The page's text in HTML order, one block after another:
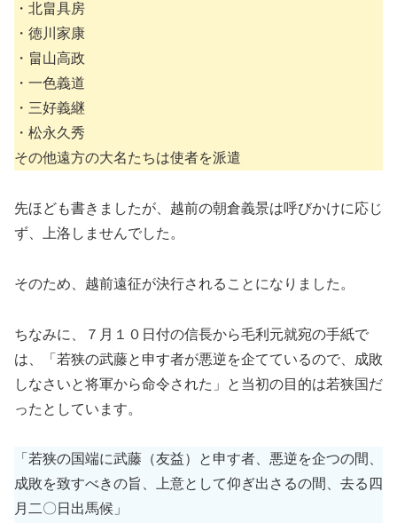
・北畠具房
・徳川家康
・畠山高政
・一色義道
・三好義継
・松永久秀
その他遠方の大名たちは使者を派遣
先ほども書きましたが、越前の朝倉義景は呼びかけに応じ
ず、上洛しませんでした。
そのため、越前遠征が決行されることになりました。
ちなみに、７月１０日付の信長から毛利元就宛の手紙で
は、「若狭の武藤と申す者が悪逆を企てているので、成敗
しなさいと将軍から命令された」と当初の目的は若狭国だ
ったとしています。
「若狭の国端に武藤（友益）と申す者、悪逆を企つの間、
成敗を致すべきの旨、上意として仰ぎ出さるの間、去る四
月二〇日出馬候」